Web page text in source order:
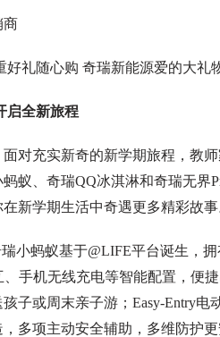
商
启全新旅程
对充实新奇的新学期旅程，教
蚁、奇瑞QQ冰淇淋和奇瑞无界
新学期生活中奇遇更多精彩故事
小蚂蚁基于@LIFE平台诞生，
手机无线充电等智能配置，便
子或周末亲子游；Easy-Entry
多项主动安全辅助，多维防护